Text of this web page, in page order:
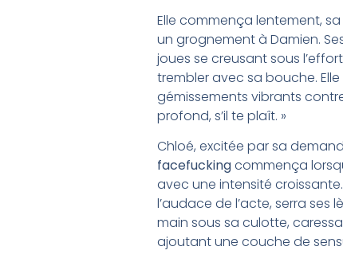
Elle commença lentement,
un grognement à Damien.
joues se creusant sous
trembler avec sa bouche.
gémissements vibrants
profond, s’il te plaît. »
Chloé, excitée par sa
facefuckingcommença
avec une intensité
l’audace de l’acte, serra ses
main sous sa culotte,
ajoutant une couche de